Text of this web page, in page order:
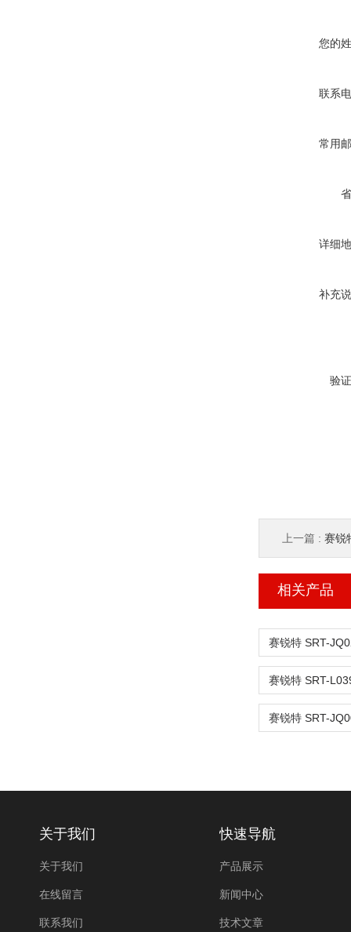
您的
联系
常用
详细
补充
验
上一篇 : 赛锐
相关产品
关于我们
关于我们
在线留言
联系我们
快速导航
产品展示
新闻中心
技术文章